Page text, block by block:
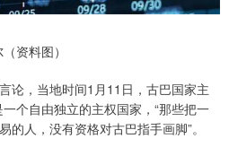
资料图）
论，当地时间1月11日，古巴国家主
个自由独立的主权国家，“那些把一
人，没有资格对古巴指手画脚”。